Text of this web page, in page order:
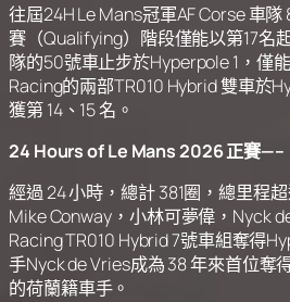
往屆24H Le Mans冠軍AF Corse 車
賽（Qualifying）階段僅能以第17名
隊的50號車止步於Hyperpole 1，僅
Racing的兩部TR010 Hybrid 雙車於
獲第 14、15 名。
24 Hours of Le Mans 2026 正賽—–
經過 24 小時，總計 381圈，總里程
Mike Conway，小林可夢偉，Nyck
Racing TR010 Hybrid 7號車組奪得
手Nyck de Vries成為 38 年來首位奪
的荷蘭籍車手。